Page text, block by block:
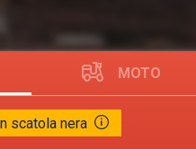
MOTO
scatola nera